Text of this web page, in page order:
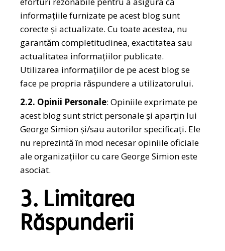
informațiile furnizate pe acest blog sunt
corecte și actualizate. Cu toate acestea, nu
garantăm completitudinea, exactitatea sau
actualitatea informațiilor publicate.
Utilizarea informațiilor de pe acest blog se
face pe propria răspundere a utilizatorului.
2.2. Opinii Personale: Opiniile exprimate pe
acest blog sunt strict personale și aparțin lui
George Simion și/sau autorilor specificați. Ele
nu reprezintă în mod necesar opiniile oficiale
ale organizațiilor cu care George Simion este
asociat.
3. Limitarea
Răspunderii